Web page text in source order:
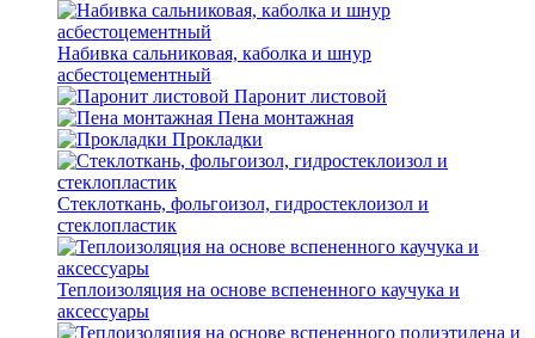
Набивка сальниковая, каболка и шнур
асбестоцементный
Паронит листовой
Пена монтажная
Прокладки
Стеклоткань, фольгоизол, гидростеклоизол и
стеклопластик
Теплоизоляция на основе вспененного каучука и
аксессуары